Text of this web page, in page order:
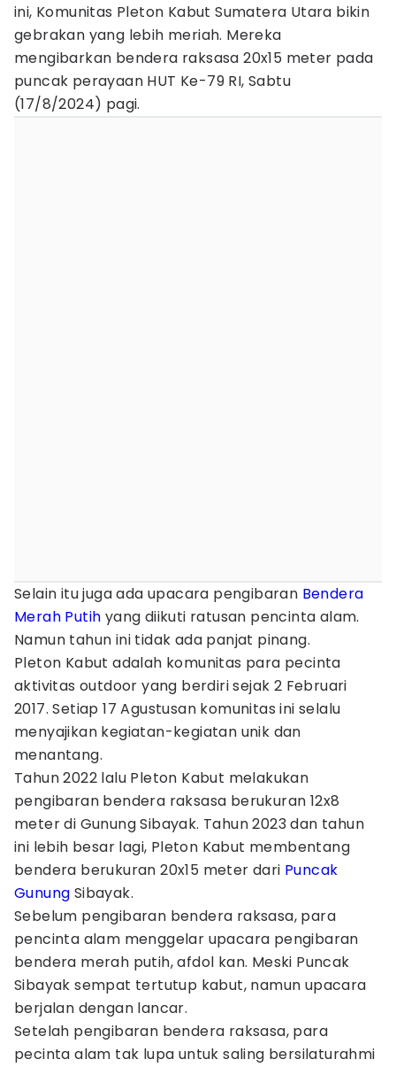
ini, Komunitas Pleton Kabut Sumatera Utara bikin
gebrakan yang lebih meriah. Mereka
mengibarkan bendera raksasa 20x15 meter pada
puncak perayaan HUT Ke-79 RI, Sabtu
(17/8/2024) pagi.
Selain itu juga ada upacara pengibaran Bendera
Merah Putih yang diikuti ratusan pencinta alam.
Namun tahun ini tidak ada panjat pinang.
Pleton Kabut adalah komunitas para pecinta
aktivitas outdoor yang berdiri sejak 2 Februari
2017. Setiap 17 Agustusan komunitas ini selalu
menyajikan kegiatan-kegiatan unik dan
menantang.
Tahun 2022 lalu Pleton Kabut melakukan
pengibaran bendera raksasa berukuran 12x8
meter di Gunung Sibayak. Tahun 2023 dan tahun
ini lebih besar lagi, Pleton Kabut membentang
bendera berukuran 20x15 meter dari Puncak
Gunung Sibayak.
Sebelum pengibaran bendera raksasa, para
pencinta alam menggelar upacara pengibaran
bendera merah putih, afdol kan. Meski Puncak
Sibayak sempat tertutup kabut, namun upacara
berjalan dengan lancar.
Setelah pengibaran bendera raksasa, para
pecinta alam tak lupa untuk saling bersilaturahmi